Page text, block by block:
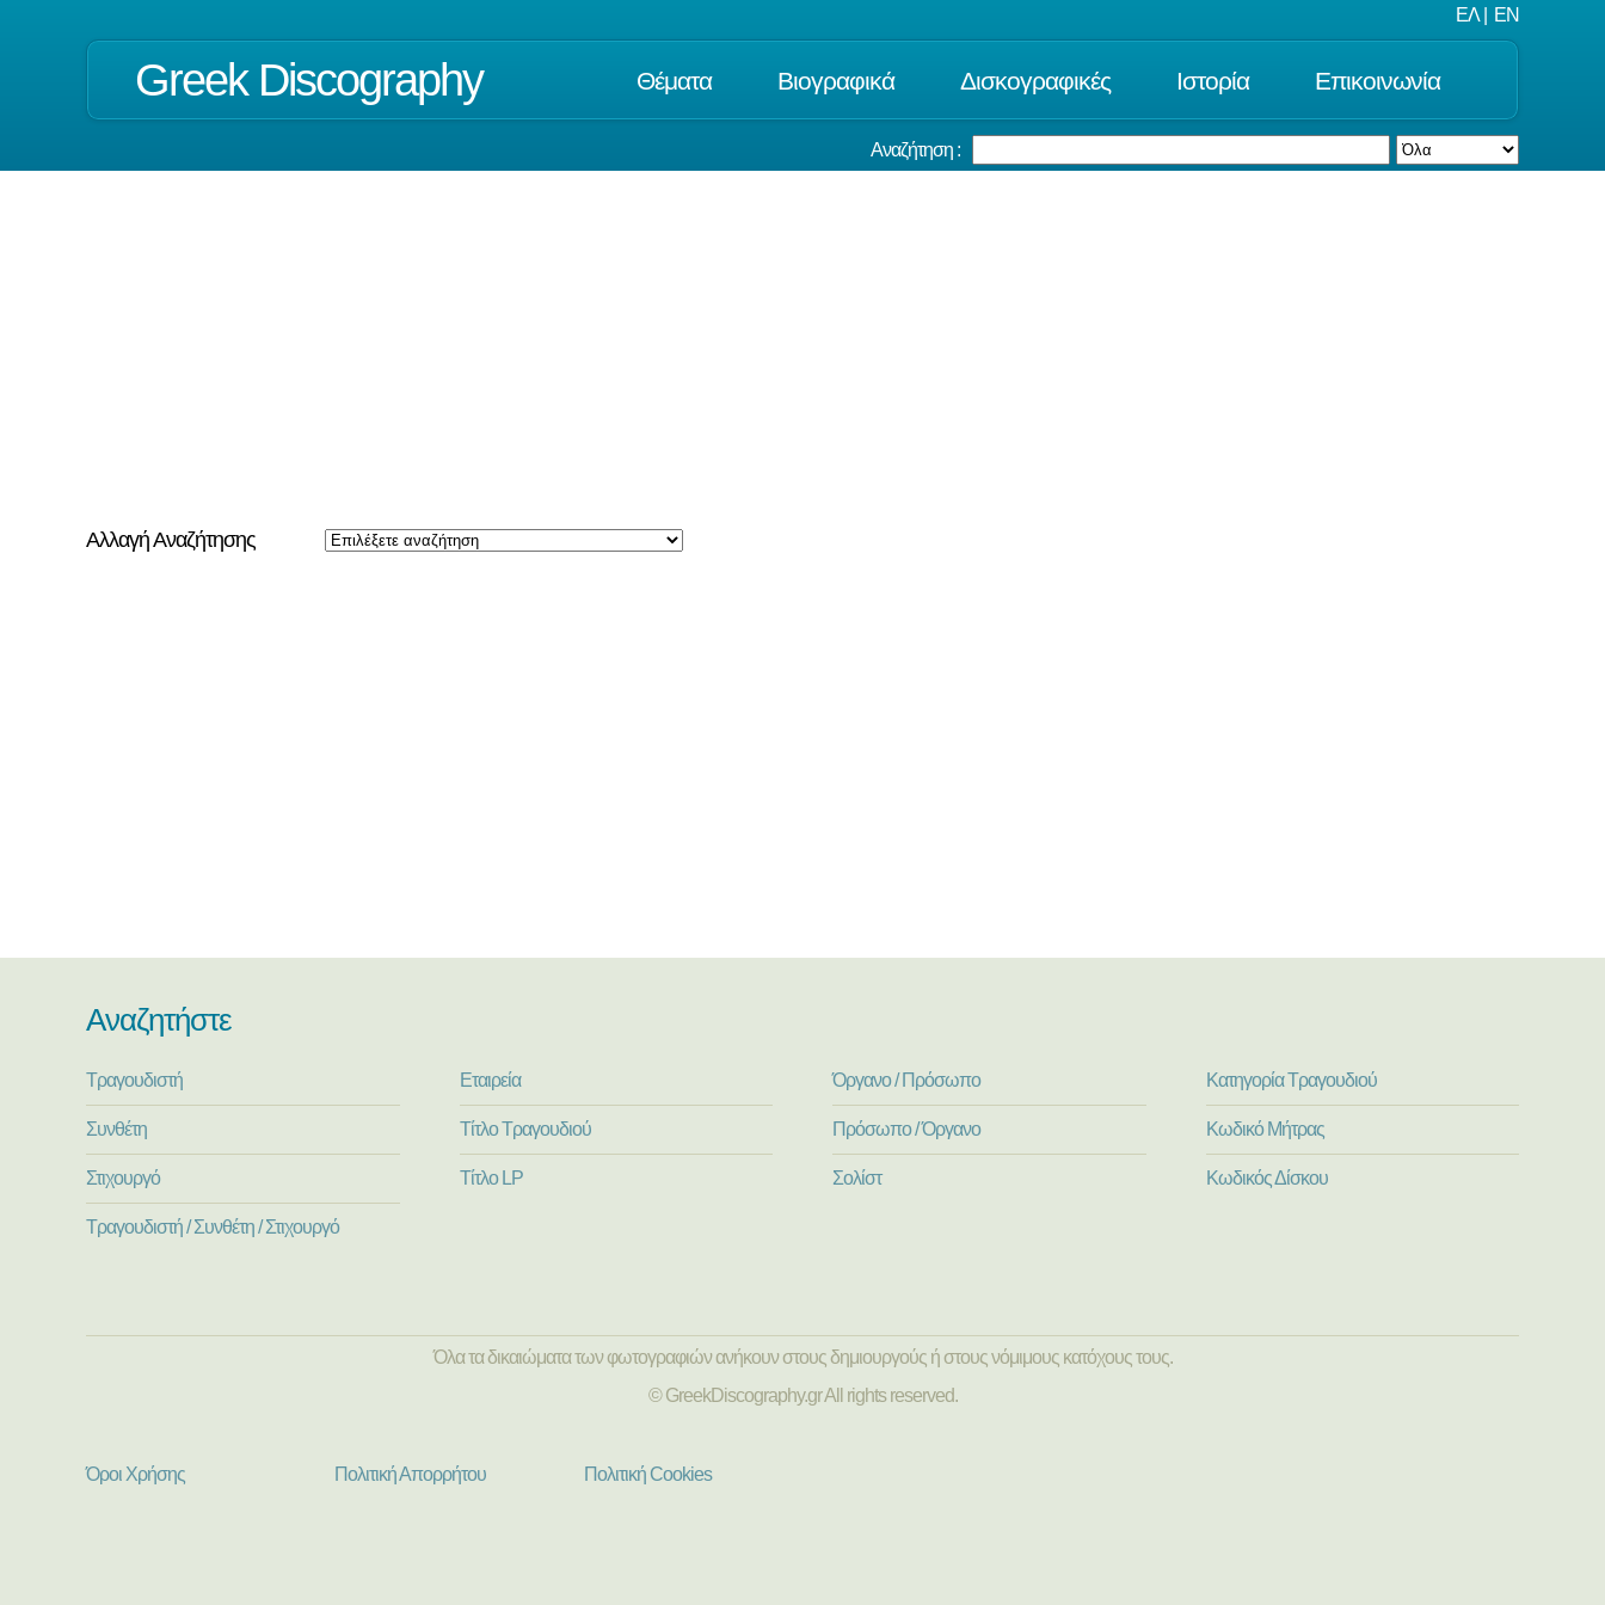
ΕΛ EN
Greek Discography Θέματα Βιογραφικά Δισκογραφικές Ιστορία Επικοινωνία
Αναζήτηση :
Αλλαγή Αναζήτησης
Αναζητήστε
Τραγουδιστή
Συνθέτη
Στιχουργό
Τραγουδιστή / Συνθέτη / Στιχουργό
Εταιρεία
Τίτλο Τραγουδιού
Τίτλο LP
Όργανο / Πρόσωπο
Πρόσωπο / Όργανο
Σολίστ
Κατηγορία Τραγουδιού
Κωδικό Μήτρας
Κωδικός Δίσκου
Όλα τα δικαιώματα των φωτογραφιών ανήκουν στους δημιουργούς ή στους νόμιμους κατόχους τους.
© GreekDiscography.gr All rights reserved.
Όροι Χρήσης Πολιτική Απορρήτου Πολιτική Cookies